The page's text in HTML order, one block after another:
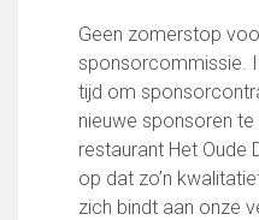
Teams
FC Lisse 1
FC Lisse 2
Toegangs- en
Heren- en jongensvoetbal
Geen zomerstop
sponsorcommissie.
tijd om
nieuwe sponsoren
restaurant Het Oude
op dat zo’n
zich bindt aan onze